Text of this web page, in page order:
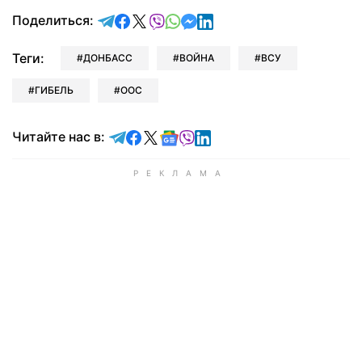
Поделиться: отправить в Telegram
поделиться в Facebook
поделиться в X
отправить в Viber
отправить в Whatsapp
отправить в Messenger
отправить в LinkedIn
Теги: ДОНБАСС ВОЙНА ВСУ
ГИБЕЛЬ ООС
Читайте нас в: Читайте в Telegram
Читайте в Facebook
Читайте в X
Читайте в Google news
Читайте в Viber
Читайте в LinkedIn